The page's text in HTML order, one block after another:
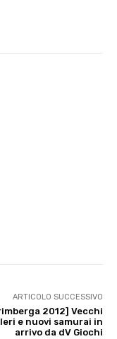
ARTICOLO SUCCESSIVO
2012] Vecchi
e nuovi samurai in
arrivo da dV Giochi